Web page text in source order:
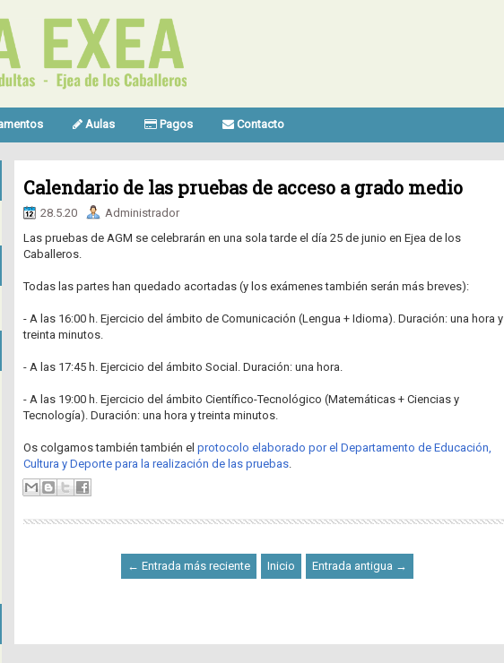
Aulas Pagos Contacto
Calendario de las pruebas de acceso a grado medio
28.5.20
Administrador
Las pruebas de AGM se celebrarán en una sola tarde el día 25 de junio en Ejea de los
Caballeros.
Todas las partes han quedado acortadas (y los exámenes también serán más breves):
- A las 16:00 h. Ejercicio del ámbito de Comunicación (Lengua + Idioma). Duración: una hora y
treinta minutos.
- A las 17:45 h. Ejercicio del ámbito Social. Duración: una hora.
- A las 19:00 h. Ejercicio del ámbito Científico-Tecnológico (Matemáticas + Ciencias y
Tecnología). Duración: una hora y treinta minutos.
Os colgamos también también el protocolo elaborado por el Departamento de Educación,
Cultura y Deporte para la realización de las pruebas.
← Entrada más reciente Inicio Entrada antigua →